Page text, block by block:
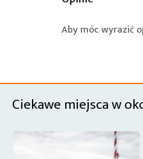
Aby móc wyrazić
Ciekawe miejsca w